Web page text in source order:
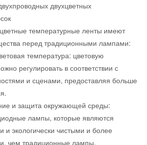
двухцветных
температурные ленты имеют
перед традиционными лампами:
температура: цветовую
регулировать в соответствии с
и сценами, предоставляя больше
и защита окружающей среды:
лампы, которые являются
и экологически чистыми и более
чем традиционные лампы.